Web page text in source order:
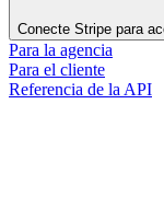
Conecte Stripe para
Para la agencia
Para el cliente
Referencia de la API